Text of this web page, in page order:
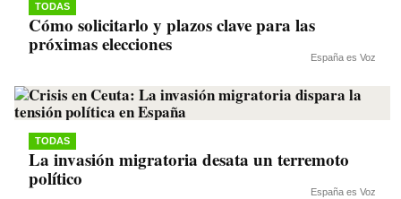
TODAS
Cómo solicitarlo y plazos clave para las
próximas elecciones
España es Voz
TODAS
La invasión migratoria desata un terremoto
político
España es Voz